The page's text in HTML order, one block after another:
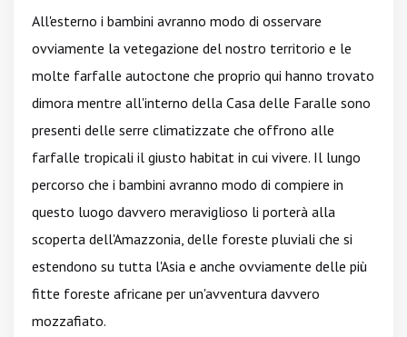
All'esterno i bambini avranno modo di osservare
ovviamente la vetegazione del nostro territorio e le
molte farfalle autoctone che proprio qui hanno trovato
dimora mentre all'interno della Casa delle Faralle sono
presenti delle serre climatizzate che offrono alle
farfalle tropicali il giusto habitat in cui vivere. Il lungo
percorso che i bambini avranno modo di compiere in
questo luogo davvero meraviglioso li porterà alla
scoperta dell'Amazzonia, delle foreste pluviali che si
estendono su tutta l'Asia e anche ovviamente delle più
fitte foreste africane per un'avventura davvero
mozzafiato.